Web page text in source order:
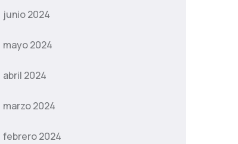
junio 2024
mayo 2024
abril 2024
marzo 2024
febrero 2024